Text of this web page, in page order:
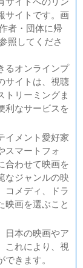
の幸わう夏
サイトです。画
者・団体に帰
照してくださ
るオンラインプ
サイトは、視聴
トリーミングま
利なサービスを
イメント愛好家
スマートフォ
合わせて映画を
なジャンルの映
コメディ、ドラ
映画を選ぶこと
日本の映画やア
これにより、視
きます。